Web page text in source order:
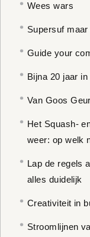
Wees wars
Supersuf
Guide your
Bijna 20 jaar
Van Goos
Het Squash-
weer: op welk
Lap de regels
alles duidelijk
Creativiteit in
Stroomlijnen